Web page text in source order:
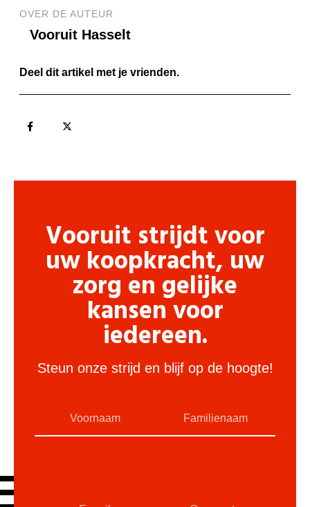
OVER DE AUTEUR
Vooruit Hasselt
Deel dit artikel met je vrienden.
Vooruit strijdt voor
uw koopkracht, uw
zorg en gelijke
kansen voor
iedereen.
Steun onze strijd en blijf op de hoogte!